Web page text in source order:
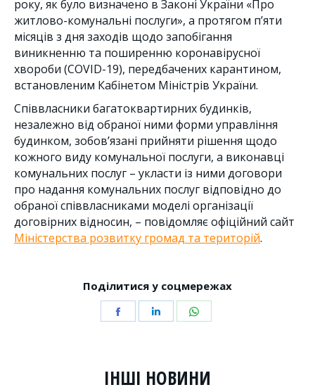
року, як було визначено в Законі України «Про
житлово-комунальні послуги», а протягом п’яти
місяців з дня заходів щодо запобігання
виникненню та поширенню коронавірусної
хвороби (COVID-19), передбачених карантином,
встановленим Кабінетом Міністрів України.
Співвласники багатоквартирних будинків,
незалежно від обраної ними форми управління
будинком, зобов’язані прийняти рішення щодо
кожного виду комунальної послуги, а виконавці
комунальних послуг – укласти із ними договори
про надання комунальних послуг відповідно до
обраної співвласниками моделі організації
договірних відносин, – повідомляє офіційний сайт
Міністерства розвитку громад та територій.
Поділитися у соцмережах
Share
Share
ІНШІ НОВИНИ